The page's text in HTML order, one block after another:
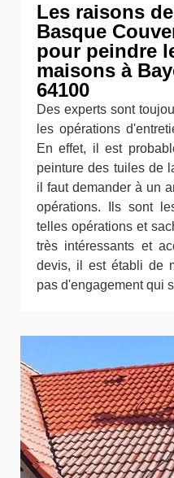
Les raisons
Basque
pour peindre
maisons à
64100
Des experts sont
les opérations
En effet, il est
peinture des tuiles de
il faut demander à un
opérations. Ils sont
telles opérations et
très intéressants et
devis, il est établi de
pas d'engagement qui